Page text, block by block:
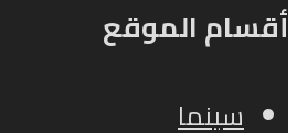
أقسام الموقع
سينما